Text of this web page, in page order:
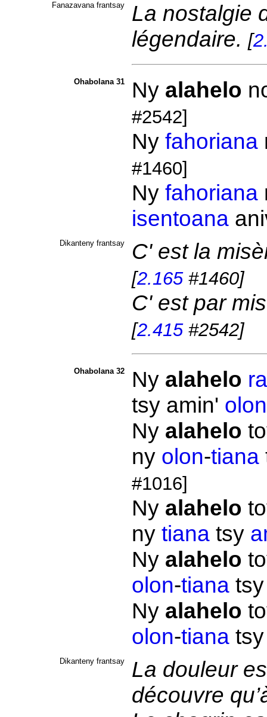
Fanazavana frantsay
La nostalgie
légendaire. [
Ohabolana 31 Ny alahelo
#2542]
Ny fahoriana
#1460]
Ny fahoriana
isentoana
Dikanteny frantsay C' est la
[2.165#1460]
C' est par
[2.415#2542]
Ohabolana 32 Ny alahelo
tsy amin' olon
Ny alahelo
ny olon-tiana
#1016]
Ny alahelo
ny tianatsy
Ny alahelo
olon-tiana
Ny alahelo
olon-tiana
Dikanteny frantsay
La douleur
découvre